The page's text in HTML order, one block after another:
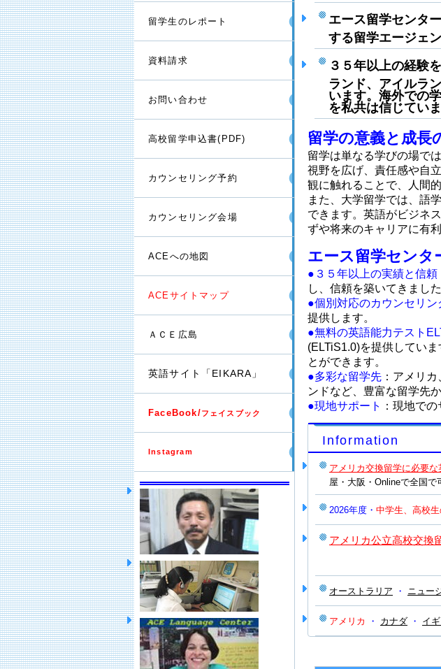
エース留学センタ
する留学エージェン
３５年以上の経験
ランド、アイルラ
います。海外での
を私共は信じていま
留学の意義と成長
留学は単なる学びの場で
視野を広げ、責任感や自
観に触れることで、人間
また、大学留学では、語
できます。英語がビジネ
ずや将来のキャリアに有
エース留学センタ
●３５年以上の実績と信頼
し、信頼を築いてきました
●個別対応のカウンセリン
提供します。
●無料の英語能力テスト
(ELTiS1.0)を提供してい
とができます。
●多彩な留学先 ：アメリ
ンドなど、豊富な留学先
●現地サポート
：現地で
Information
アメリカ交換留学に必要
屋・大阪・Onlineで全国
2026年度・ 中学生、高校
アメリカ公立高校交換
オーストラリア ・ ニュー
アメリカ ・ カナダ ・ イ
留学生のレポート
資料請求
お問い合わせ
高校留学申込書(PDF)
カウンセリング予約
カウンセリング会場
ACEへの地図
ACEサイトマップ
ＡＣＥ広島
英語サイト「 EIKARA 」
FaceBook/フェイスブック
Instagram